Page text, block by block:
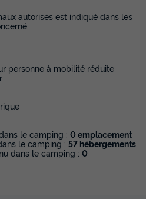
autorisés est indiqué dans les
personne à mobilité réduite
le camping : 0 emplacement
le camping : 57 hébergements
dans le camping : 0